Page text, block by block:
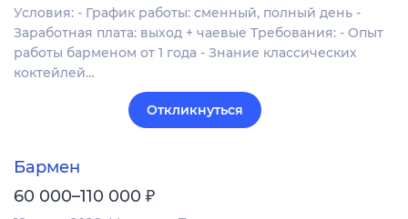
Условия: - График работы: сменный, полный день -
Заработная плата: выход + чаевые Требования: - Опыт
работы барменом от 1 года - Знание классических
коктейлей…
Откликнуться
Бармен
60 000–110 000 ₽